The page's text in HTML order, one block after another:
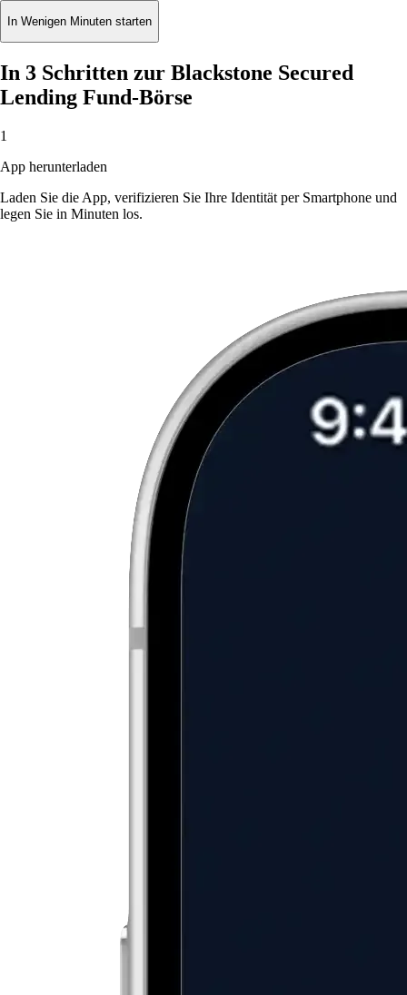
In Wenigen Minuten starten
In 3 Schritten zur Blackstone Secured
Lending Fund-Börse
1
App herunterladen
Laden Sie die App, verifizieren Sie Ihre Identität per Smartphone und
legen Sie in Minuten los.